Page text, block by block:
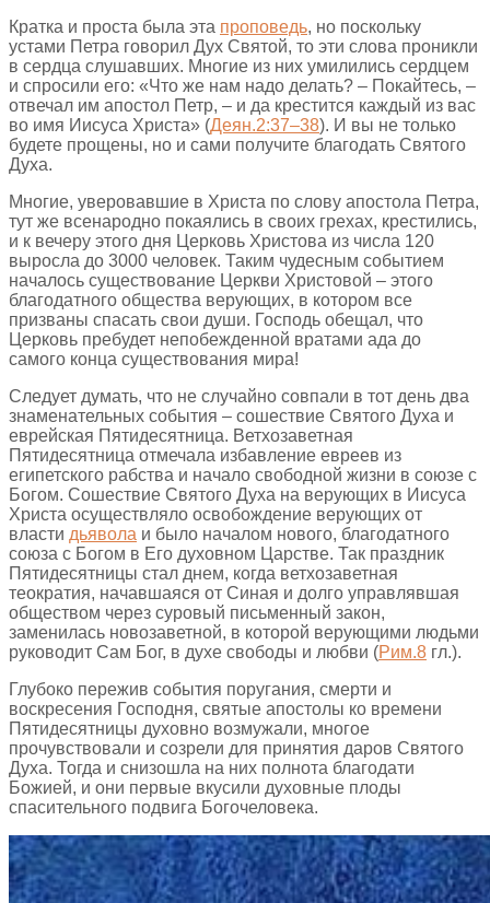
Кратка и проста была эта проповедь, но поскольку
устами Петра говорил Дух Святой, то эти слова проникли
в сердца слушавших. Многие из них умилились сердцем
и спросили его: «Что же нам надо делать? – Покайтесь, –
отвечал им апостол Петр, – и да крестится каждый из вас
во имя Иисуса Христа» (Деян.2:37–38). И вы не только
будете прощены, но и сами получите благодать Святого
Духа.
Многие, уверовавшие в Христа по слову апостола Петра,
тут же всенародно покаялись в своих грехах, крестились,
и к вечеру этого дня Церковь Христова из числа 120
выросла до 3000 человек. Таким чудесным событием
началось существование Церкви Христовой – этого
благодатного общества верующих, в котором все
призваны спасать свои души. Господь обещал, что
Церковь пребудет непобежденной вратами ада до
самого конца существования мира!
Следует думать, что не случайно совпали в тот день два
знаменательных события – сошествие Святого Духа и
еврейская Пятидесятница. Ветхозаветная
Пятидесятница отмечала избавление евреев из
египетского рабства и начало свободной жизни в союзе с
Богом. Сошествие Святого Духа на верующих в Иисуса
Христа осуществляло освобождение верующих от
власти дьявола и было началом нового, благодатного
союза с Богом в Его духовном Царстве. Так праздник
Пятидесятницы стал днем, когда ветхозаветная
теократия, начавшаяся от Синая и долго управлявшая
обществом через суровый письменный закон,
заменилась новозаветной, в которой верующими людьми
руководит Сам Бог, в духе свободы и любви (Рим.8 гл.).
Глубоко пережив события поругания, смерти и
воскресения Господня, святые апостолы ко времени
Пятидесятницы духовно возмужали, многое
прочувствовали и созрели для принятия даров Святого
Духа. Тогда и снизошла на них полнота благодати
Божией, и они первые вкусили духовные плоды
спасительного подвига Богочеловека.